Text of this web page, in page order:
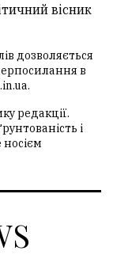
вісник
дозволяється
в
.
редакції.
і